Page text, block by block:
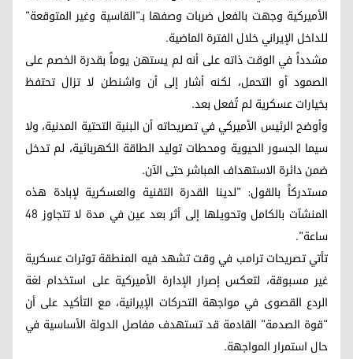
الأميركية وجهت بالفعل ضربات وصفها بـ"القاسية وغير المتوقعة"
للداخل الإيراني خلال الفترة الماضية.
مشدداً في الوقت ذاته على أنه لم يستهن يوماً بقدرة الخصم على
الصمود أو التحمل، لكنه أشار إلى أن واشنطن لا تزال تحتفظ
بخيارات عسكرية لم تُفعل بعد.
وأوضح الرئيس الأميركي في تصريحاته أن البنية التحتية المدنية، ولا
سيما الجسور الحيوية ومحطات توليد الطاقة الكهربائية، لم تدخل
ضمن دائرة الاستهداف المباشر حتى الآن.
مستدركاً بالقول: "لدينا القدرة التقنية والعسكرية لإبادة هذه
المنشآت بالكامل وتحويلها إلى أثر بعد عين في مدة لا تتجاوز 48
ساعة".
تأتي تصريحات ترامب في وقت تشهد فيه المنطقة توترات عسكرية
غير مسبوقة، لتعكس إصرار الإدارة الأميركية على استخدام لغة
الردع القصوى في مواجهة التحركات الإيرانية، مع التأكيد على أن
"قوة الصدمة" القادمة قد تستهدف مفاصل الدولة الأساسية في
حال استمرار المواجهة.